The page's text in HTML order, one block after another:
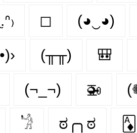
◻ (◕‿◕)
(╥╥) 🎒
(¬_¬) 🚁
𓁋 ಠ╭╮ಠ 🃁